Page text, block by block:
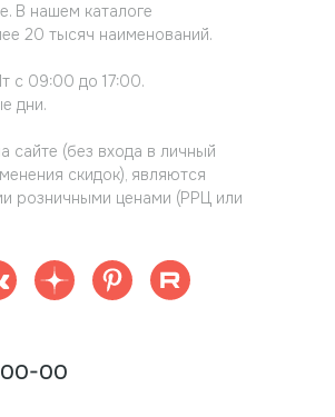
В нашем каталоге
20 тысяч наименований.
с 09:00 до 17:00.
дни.
сайте (без входа в личный
скидок), являются
розничными ценами (РРЦ или
00-00